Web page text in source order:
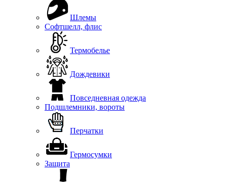
Шлемы
Софтшелл, флис
Термобелье
Дождевики
Повседневная одежда
Подшлемники, вороты
Перчатки
Гермосумки
Защита